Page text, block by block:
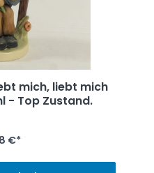
mich, liebt mich
- Top Zustand.
€*